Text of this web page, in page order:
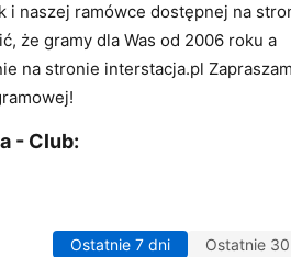
i naszej ramówce dostępnej na
że gramy dla Was od 2006 roku a
na stronie interstacja.pl
- Club:
Ostatnie 7 dni Ostatnie